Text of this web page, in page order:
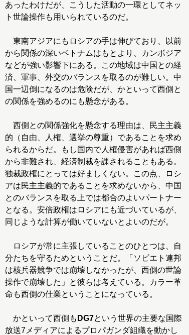
あったわけだが、こうした活動の一環としてネッ
ト世論操作も用いられているのだ。
東南アジアにもロシアの手は伸びており、以前
から関係の深いベトナムはもとより、カンボジア
などが強い影響下にある。この地域は中国との経
済、軍事、外交のバランスを取るのが難しい。中
国一辺倒になるのは危険だが、かといって西側と
の関係を強めるのにも懸念がある。
西側との関係強化を懸念する理由は、民主主義
的（自由、人権、選挙の尊重）であることを求め
られるからだ。もし国内で人権侵害があれば西側
から非難され、経済制裁を課されることもある。
独裁政権にとっては好ましくない。この点、ロシ
アは民主主義的であることを求めないから、中国
とのバランスを取る上では都合のよいパートナー
となる。安倍政権はロシアにも近づいているが、
同じような計算が働いていないとよいのだが。
ロシアが常に主張していることのひとつは、自
分たちを守るためということだ。「ソビエト連邦
は核兵器競争では崩壊しなかったが、西側の世論
操作で崩壊した」と彼らは考えている。カラー革
命も西側の仕業ということになっている。
かといって西側も DG7という世界の主要な国際
放送7メディアによるプロパガンダ組織を動かし